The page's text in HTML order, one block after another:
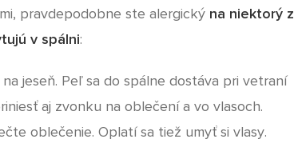
pravdepodobne ste alergický na niektorý z
v spálni:
jeseň. Peľ sa do spálne dostáva pri vetraní
aj zvonku na oblečení a vo vlasoch.
oblečenie. Oplatí sa tiež umyť si vlasy.